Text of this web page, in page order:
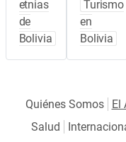
etnias
de
Bolivia
Turismo
en
Bolivia
Quiénes Somos El
Salud